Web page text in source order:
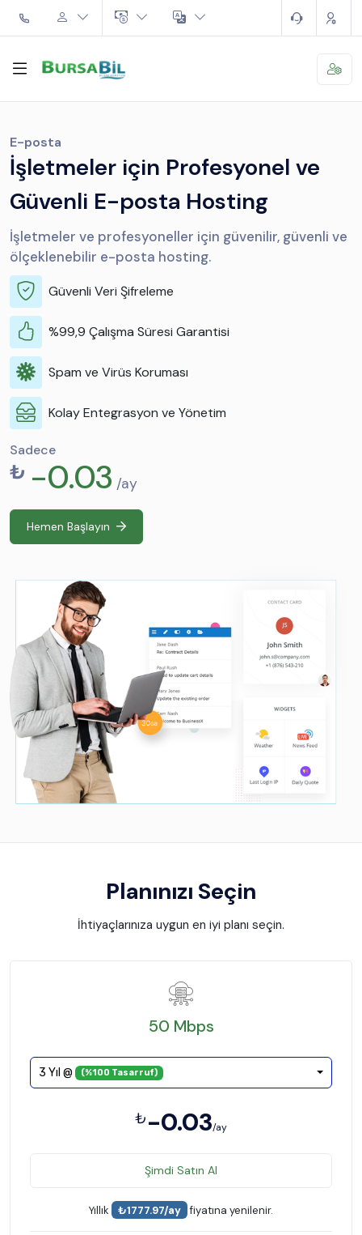
E-posta
İşletmeler için Profesyonel ve
Güvenli E-posta Hosting
İşletmeler ve profesyoneller için güvenilir, güvenli ve
ölçeklenebilir e-posta hosting.
Güvenli Veri Şifreleme
%99,9 Çalışma Süresi Garantisi
Spam ve Virüs Koruması
Kolay Entegrasyon ve Yönetim
Sadece
₺ -0.03 /ay
Hemen Başlayın
Planınızı Seçin
İhtiyaçlarınıza uygun en iyi planı seçin.
50 Mbps
3 Yıl @ (%100 Tasarruf)
₺-0.03/ay
Şimdi Satın Al
Yıllık ₺1777.97/ay fiyatına yenilenir.